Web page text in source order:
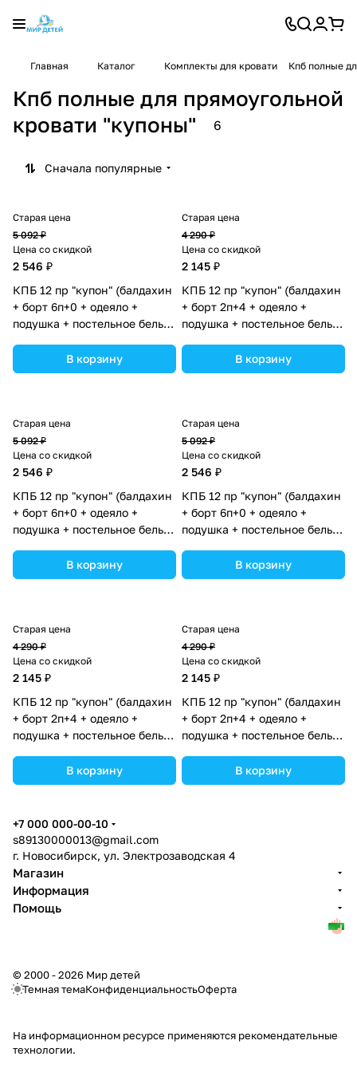
Главная Каталог Комплекты для кровати Кпб полные
Кпб полные для прямоугольной
кровати "купоны"
6
Сначала популярные
Старая цена
5 092 ₽
Цена со скидкой
2 546 ₽
КПБ 12 пр "купон" (балдахин
+ борт 6п+0 + одеяло +
подушка + постельное белье
(№К209_02) цвета в
ассортименте.
В корзину
Старая цена
4 290 ₽
Цена со скидкой
2 145 ₽
КПБ 12 пр "купон" (балдахин
+ борт 2п+4 + одеяло +
подушка + постельное белье
(№К209_2а4) цвета в
ассортименте.
В корзину
Старая цена
5 092 ₽
Цена со скидкой
2 546 ₽
КПБ 12 пр "купон" (балдахин
+ борт 6п+0 + одеяло +
подушка + постельное белье
(№К209_03) цвета в
ассортименте.
В корзину
Старая цена
5 092 ₽
Цена со скидкой
2 546 ₽
КПБ 12 пр "купон" (балдахин
+ борт 6п+0 + одеяло +
подушка + постельное белье
цвета в ассортименте.
В корзину
Старая цена
4 290 ₽
Цена со скидкой
2 145 ₽
КПБ 12 пр "купон" (балдахин
+ борт 2п+4 + одеяло +
подушка + постельное белье
(№К209_2а4_03) цвета в
ассортименте.
В корзину
Старая цена
4 290 ₽
Цена со скидкой
2 145 ₽
КПБ 12 пр "купон" (балдахин
+ борт 2п+4 + одеяло +
подушка + постельное белье
(№К209_2а4_02) цвета в
ассортименте.
В корзину
+7 000 000-00-10
s89130000013@gmail.com
г. Новосибирск, ул. Электрозаводская 4
Магазин
Информация
Помощь
© 2000 - 2026 Мир детей
Темная темаКонфиденциальностьОферта
На информационном ресурсе применяются рекомендательные
технологии.